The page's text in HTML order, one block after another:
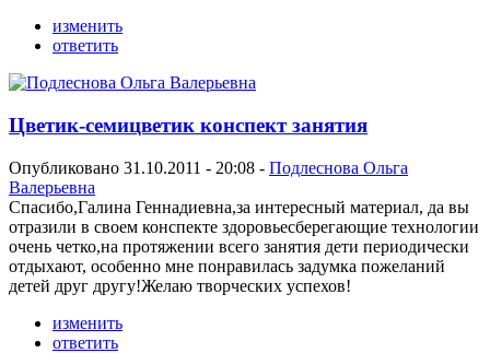
изменить
ответить
Цветик-семицветик конспект занятия
Опубликовано 31.10.2011 - 20:08 - Подлеснова Ольга
Валерьевна
Спасибо,Галина Геннадиевна,за интересный материал, да вы
отразили в своем конспекте здоровьесберегающие технологии
очень четко,на протяжении всего занятия дети периодически
отдыхают, особенно мне понравилась задумка пожеланий
детей друг другу!Желаю творческих успехов!
изменить
ответить